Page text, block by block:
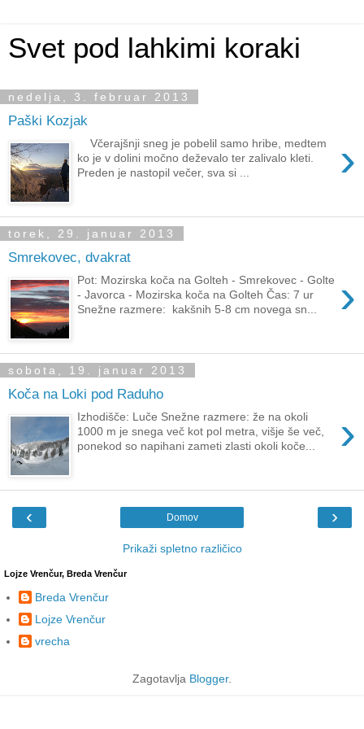
Svet pod lahkimi koraki
nedelja, 3. februar 2013
Paški Kozjak
›
Včerajšnji sneg je pobelil samo hribe, medtem
ko je v dolini močno deževalo ter zalivalo kleti.
Preden je nastopil večer, sva si ...
torek, 29. januar 2013
Smrekovec, dvakrat
›
Pot: Mozirska koča na Golteh - Smrekovec - Golte
- Javorca - Mozirska koča na Golteh Čas: 7 ur
Snežne razmere: kakšnih 5-8 cm novega sn...
sobota, 19. januar 2013
Koča na Loki pod Raduho
›
Izhodišče: Luče Snežne razmere: že na okoli
1000 m je snega več kot pol metra, višje še več,
ponekod so napihani zameti zlasti okoli koče...
‹ ›
Domov
Prikaži spletno različico
Lojze Vrenčur, Breda Vrenčur
Breda Vrenčur
Lojze Vrenčur
vrecha
Zagotavlja Blogger.